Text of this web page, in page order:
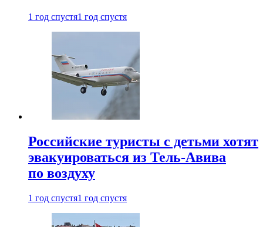
1 год спустя1 год спустя
Российские туристы с детьми хотят
эвакуироваться из Тель-Авива
по воздуху
1 год спустя1 год спустя